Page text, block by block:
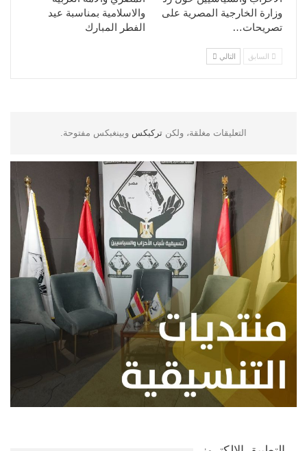
والاسلامية بمناسبة عيد
الفطر المبارك
وزارة الخارجية المصرية على
تصريحات…
السابق التالي
التعليقات مغلقة، ولكن تركبكس وبينغبكس مفتوحة.